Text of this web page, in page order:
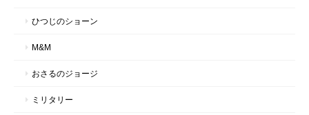
ひつじのショーン
M&M
おさるのジョージ
ミリタリー